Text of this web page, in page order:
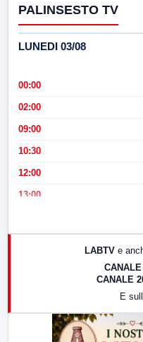
PALINSESTO TV
LUNEDI 03/08
00:00
02:00
09:00
10:30
12:00
13:00
LABTV e
CANALE
E